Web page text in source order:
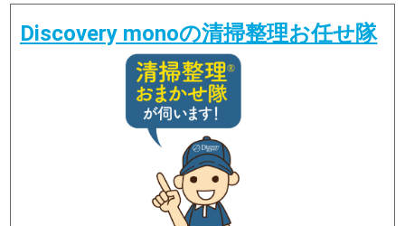
Discovery monoの清掃整理お任せ隊